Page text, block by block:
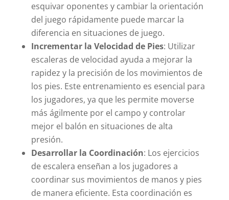
esquivar oponentes y cambiar la orientación
del juego rápidamente puede marcar la
diferencia en situaciones de juego.
Incrementar la Velocidad de Pies: Utilizar
escaleras de velocidad ayuda a mejorar la
rapidez y la precisión de los movimientos de
los pies. Este entrenamiento es esencial para
los jugadores, ya que les permite moverse
más ágilmente por el campo y controlar
mejor el balón en situaciones de alta
presión.
Desarrollar la Coordinación: Los ejercicios
de escalera enseñan a los jugadores a
coordinar sus movimientos de manos y pies
de manera eficiente. Esta coordinación es